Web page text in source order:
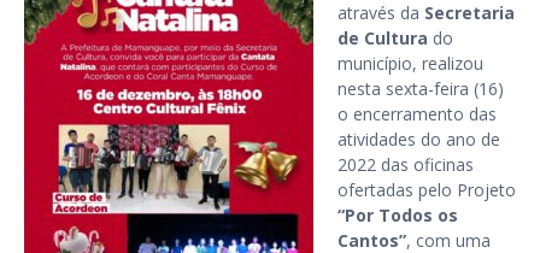
através da Secretaria
de Cultura do
município, realizou
nesta sexta-feira (16)
o encerramento das
atividades do ano de
2022 das oficinas
ofertadas pelo Projeto
“Por Todos os
Cantos”, com uma